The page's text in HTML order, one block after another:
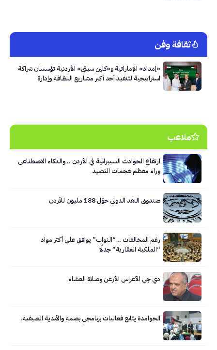
ثقافة وفن
«إمداد» الإماراتية و«كلين سيتي» الأردنية تؤسسان شراكة
استراتيجية لتنفيذ أحد أكبر مشاريع النظافة وإدارة
ملاعب
ارتفاع الحوادث السيبرانية في الأردن .. والذكاء الاصطناعي
وراء معظم هجمات التصيد
صندوق النقد الدولي حوّل 188 مليون للأردن
رغم المخالفات .. “النواب” يوافق على أكثر مواد
“الملكية العقارية” جدلًا
دي جي الأعراس الأرعن وصلاة العشاء
الحوامدة يتابع فعاليات برنامجي بصمة والأندية الصيفية.